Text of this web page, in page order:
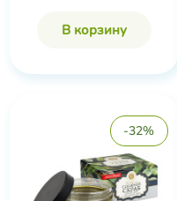
В корзину
-32%